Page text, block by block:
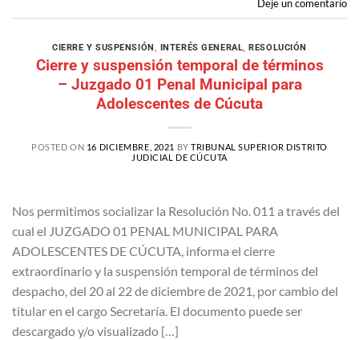
Deje un comentario
CIERRE Y SUSPENSIÓN, INTERÉS GENERAL,RESOLUCIÓN
Cierre y suspensión temporal de términos
– Juzgado 01 Penal Municipal para
Adolescentes de Cúcuta
POSTED ON 16 DICIEMBRE, 2021 BYTRIBUNAL SUPERIOR DISTRITO
JUDICIAL DE CÚCUTA
Nos permitimos socializar la Resolución No. 011 a través del
cual el JUZGADO 01 PENAL MUNICIPAL PARA
ADOLESCENTES DE CÚCUTA, informa el cierre
extraordinario y la suspensión temporal de términos del
despacho, del 20 al 22 de diciembre de 2021, por cambio del
titular en el cargo Secretaría. El documento puede ser
descargado y/o visualizado […]